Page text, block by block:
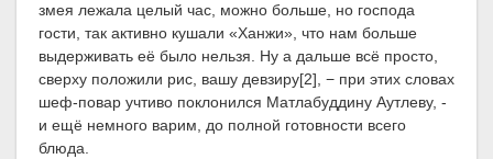
змея лежала целый час, можно больше, но господа
гости, так активно кушали «Ханжи», что нам больше
выдерживать её было нельзя. Ну а дальше всё просто,
сверху положили рис, вашу девзиру[2], − при этих словах
шеф-повар учтиво поклонился Матлабуддину Аутлеву, -
и ещё немного варим, до полной готовности всего
блюда.